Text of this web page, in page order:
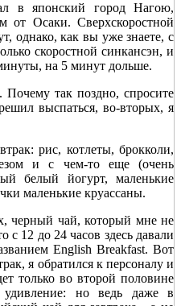
в японский город Нагою,
от Осаки. Сверхскоростной
однако, как вы уже знаете, с
скоростной синкансэн, и
на 5 минут дольше.
так поздно, спросите
выспаться, во-вторых, я
рис, котлеты, брокколи,
и с чем-то еще (очень
белый йогурт, маленькие
маленькие круассаны.
черный чай, который мне не
с 12 до 24 часов здесь давали
English Breakfast. Вот
я обратился к персоналу и
только во второй половине
но ведь даже в